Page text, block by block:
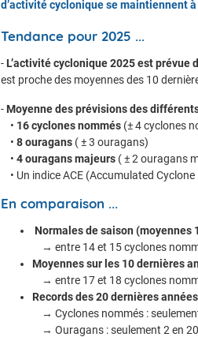
d’activité cyclonique se maintiennent
Tendance pour 2025 ...
- L’activité cyclonique 2025 est prévue
est proche des moyennes des 10
- Moyenne des prévisions des
• 16 cyclones nommés (± 4 cyclones
• 8 ouragans ( ± 3 ouragans)
• 4 ouragans majeurs ( ± 2 ouragans
• Un indice ACE (Accumulated
En comparaison ...
Normales de saison (moyennes
→ entre 14 et 15 cyclones
Moyennes sur les 10 dernières
→ entre 17 et 18 cyclones
Records des 20 dernières
→ Cyclones nommés :
→ Ouragans : seulement 2 en